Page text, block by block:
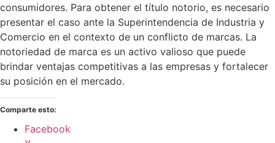
consumidores. Para obtener el título notorio, es necesario
presentar el caso ante la Superintendencia de Industria y
Comercio en el contexto de un conflicto de marcas. La
notoriedad de marca es un activo valioso que puede
brindar ventajas competitivas a las empresas y fortalecer
su posición en el mercado.
Comparte esto:
Facebook